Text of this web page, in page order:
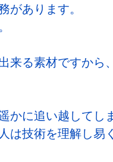
あります。
来る素材ですから
に追い越してし
技術を理解し易